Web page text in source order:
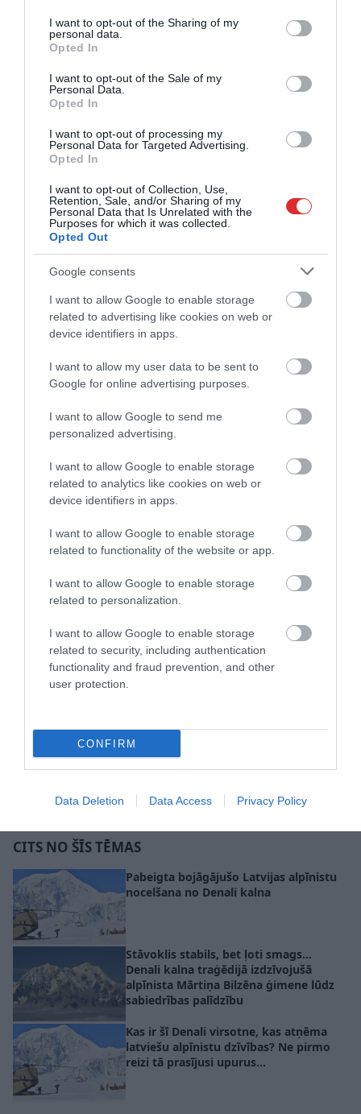
not limited to your visit or usage behaviour. You may click to
grant or deny consent to Google and its third-party tags to
use your data for below specified purposes in below Google
consent section.
I want to opt-out of the Sharing of my
personal data.
Opted In
I want to opt-out of the Sale of my
Personal Data.
Opted In
I want to opt-out of processing my
Personal Data for Targeted Advertising.
Opted In
I want to opt-out of Collection, Use,
Retention, Sale, and/or Sharing of my
Personal Data that Is Unrelated with the
Purposes for which it was collected.
Opted Out
Google consents
I want to allow Google to enable storage
related to advertising like cookies on web or
device identifiers in apps.
I want to allow my user data to be sent to
Google for online advertising purposes.
I want to allow Google to send me
personalized advertising.
I want to allow Google to enable storage
related to analytics like cookies on web or
device identifiers in apps.
I want to allow Google to enable storage
related to functionality of the website or app.
I want to allow Google to enable storage
related to personalization.
I want to allow Google to enable storage
related to security, including authentication
functionality and fraud prevention, and other
user protection.
CONFIRM
Data Deletion Data Access Privacy Policy
Pētījumā par alpīnistu nāves gadījumiem Denali,
kas publicēts medicīnas žurnālā Wilderness &
gadījumi no 1903. līdz 2006. gada sezonas
beigām. Pētījumā secināts, ka 51% nāves
gadījumu notikuši West Buttress maršrutā, 45%
bijuši saistīti ar kritienos gūtām traumām, bet
61% nāves gadījumu notikuši lejupceļā.
Cik cilvēku mēģina uzkāpt Denali?
Denali nav masveida tūrisma virsotne. AP
norāda, ka ik gadu virsotni mēģina sasniegt
aptuveni 1000 līdz 1200 kāpēju, lielākoties maijā
un jūnijā. Parasti ekspedīcija ilgst aptuveni 17
dienas, un pērn virsotni sasniedza mazāk nekā
puse kāpēju.
Pēc ārvalstu avotu aprakstiem Denali nav
piemērots iesācējiem vai cilvēkiem, kuri tikai
apgūst alpīnisma pamatus. Pat pa “vieglāko”
West Buttress maršrutu nepieciešama pieredze
ledājos, prasme pārvietoties sasaitē, lietot
leduscirtni un dzelkšņus, veikt pašaizturēšanos
kritiena gadījumā, orientēties plaisu zonās,
nometņot ziemas apstākļos un ilgstoši nest
smagu ekipējumu.
Tātad Denali līmenis visprecīzāk raksturojams kā
nopietna augstkalnu ekspedīcija pieredzējušiem
alpīnistiem, nevis kā tehniski ekstrēms, bet
“vienkārši augsts” pārgājiens. Galvenais risks ir
nevis viens atsevišķs šķērslis, bet apstākļu
Aļaskā var mainīties ļoti strauji.
Denali
CITS NO ŠĪS TĒMAS
Pabeigta bojāgājušo Latvijas alpīnistu
nocelšana no Denali kalna
Stāvoklis stabils, bet ļoti smags…
Denali kalna traģēdijā izdzīvojušā
alpīnista Mārtiņa Bilzēna ģimene lūdz
sabiedrības palīdzību
Kas ir šī Denali virsotne, kas atņēma
latviešu alpīnistu dzīvības? Ne pirmo
reizi tā prasījusi upurus…